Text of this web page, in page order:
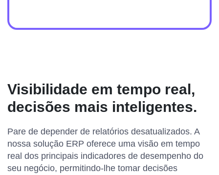
Visibilidade em tempo real,
decisões mais inteligentes.
Pare de depender de relatórios desatualizados. A
nossa solução ERP oferece uma visão em tempo
real dos principais indicadores de desempenho do
seu negócio, permitindo-lhe tomar decisões